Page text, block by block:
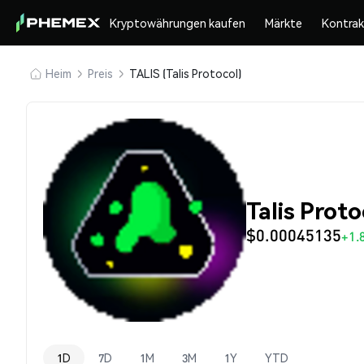
Kryptowährungen kaufen Märkte
Heim Preis TALIS (Talis Protocol)
Talis
$0.00045135
1D 7D 1M 3M 1Y YTD